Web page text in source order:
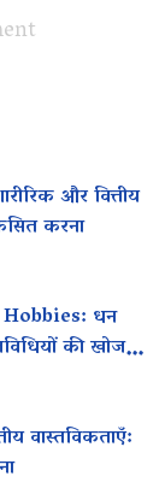
और वित्तीय
करना
धन
की खोज
वास्तविकताएँ: